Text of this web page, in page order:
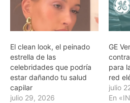
El clean look, el peinado
estrella de las
celebridades que podría
estar dañando tu salud
capilar
julio 29, 2026
GE
para
red
julio
En